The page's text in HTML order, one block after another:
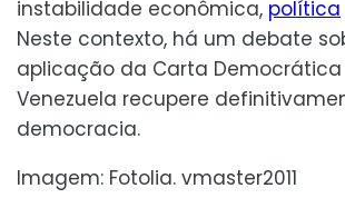
instabilidade econômica, política
Neste contexto, há um debate
aplicação da Carta
Venezuela recupere
democracia.
Imagem: Fotolia. vmaster2011